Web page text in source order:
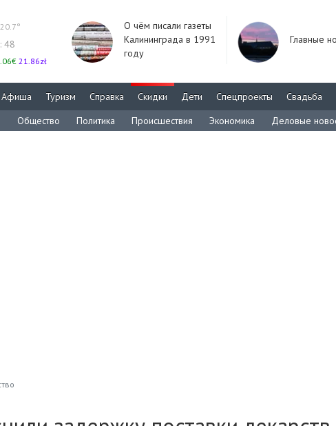
48
21.86zł
О чём писали газеты
Калининграда в 1991
году
Главные
Афиша Туризм Справка Скидки Дети Спецпроекты Свадьба
Общество Политика Происшествия Экономика Деловые